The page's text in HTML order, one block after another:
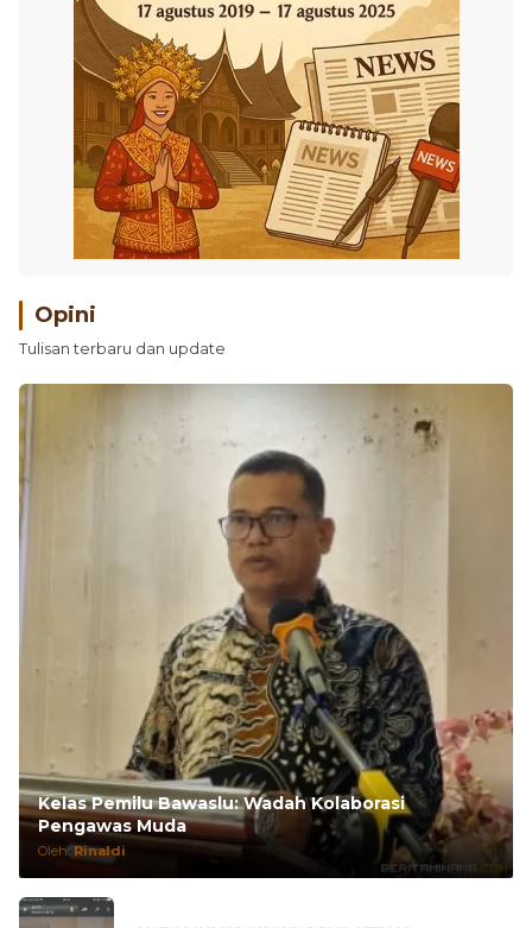
Opini
Tulisan terbaru dan update
Kelas Pemilu Bawaslu: Wadah Kolaborasi
Pengawas Muda
Oleh: Rinaldi